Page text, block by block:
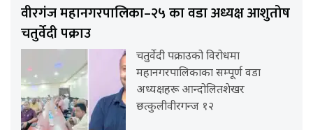
वीरगंज महानगरपालिका–२५ का वडा अध्यक्ष आशुतोष
चतुर्वेदी पक्राउ
चतुर्वेदी पक्राउको विरोधमा
महानगरपालिकाका सम्पूर्ण वडा
अध्यक्षहरू आन्दोलितशेखर
छत्कुलीवीरगन्ज १२